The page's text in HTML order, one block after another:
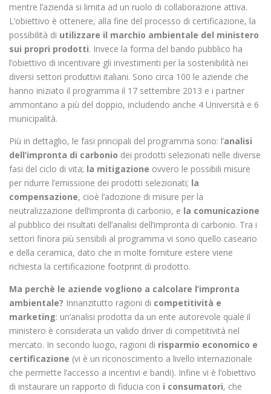
mentre l’azienda si limita ad un ruolo di collaborazione attiva.
L’obiettivo è ottenere, alla fine del processo di certificazione, la
possibilità di utilizzare il marchio ambientale del ministero
sui propri prodotti. Invece la forma del bando pubblico ha
l’obiettivo di incentivare gli investimenti per la sostenibilità nei
diversi settori produttivi italiani. Sono circa 100 le aziende che
hanno iniziato il programma il 17 settembre 2013 e i partner
ammontano a più del doppio, includendo anche 4 Università e 6
municipalità.
Più in dettaglio, le fasi principali del programma sono: l’analisi
dell’impronta di carbonio dei prodotti selezionati nelle diverse
fasi del ciclo di vita; la mitigazione ovvero le possibili misure
per ridurre l’emissione dei prodotti selezionati; la
compensazione, cioè l’adozione di misure per la
neutralizzazione dell’impronta di carbonio, e la comunicazione
al pubblico dei risultati dell’analisi dell’impronta di carbonio. Tra i
settori finora più sensibili al programma vi sono quello caseario
e della ceramica, dato che in molte forniture estere viene
richiesta la certificazione footprint di prodotto.
Ma perchè le aziende vogliono a calcolare l’impronta
ambientale? Innanzitutto ragioni di competitività e
marketing: un’analisi prodotta da un ente autorevole quale il
ministero è considerata un valido driver di competitività nel
mercato. In secondo luogo, ragioni di risparmio economico e
certificazione (vi è un riconoscimento a livello internazionale
che permette l’accesso a incentivi e bandi). Infine vi è l’obiettivo
di instaurare un rapporto di fiducia con i consumatori, che